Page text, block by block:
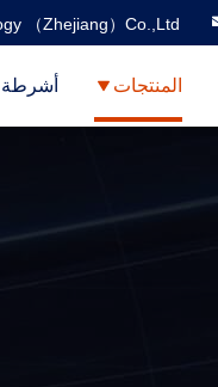
（Zhejiang）Co.,Ltd
المنتجات أشرطة